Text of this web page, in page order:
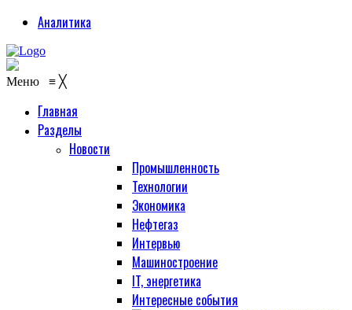
Аналитика
Меню ≡ ╳
Главная
Разделы
Новости
Промышленность
Технологии
Экономика
Нефтегаз
Интервью
Машиностроение
IT, энергетика
Интересные события